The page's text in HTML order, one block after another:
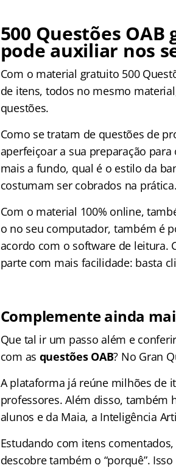
500 Questões
pode auxiliar nos
Com o material gratuito 500
de itens, todos no mesmo
questões.
Como se tratam de questões de
aperfeiçoar a sua preparação
mais a fundo, qual é o estilo da
costumam ser cobrados na prática.
Com o material 100% online,
o no seu computador, também é
acordo com o software de leitura.
parte com mais facilidade: basta
Complemente ainda
Que tal ir um passo além e
com as questões OAB? No Gran
A plataforma já reúne milhões de
professores. Além disso, também
alunos e da Maia, a Inteligência
Estudando com itens
descobre também o “porquê”.